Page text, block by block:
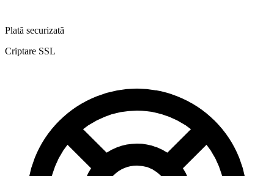
Plată securizată
Criptare SSL